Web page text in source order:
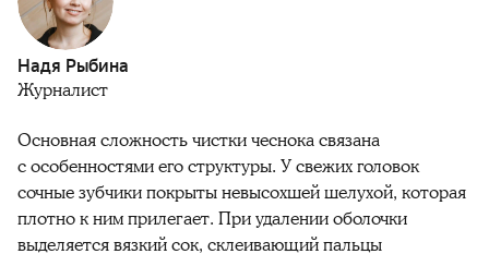
Надя Рыбина
Журналист
Основная сложность чисткичеснокасвязана
с особенностями его структуры. У свежих головок
сочные зубчики покрыты невысохшейшелухой, которая
плотно к ним прилегает. При удалении оболочки
выделяется вязкий сок, склеивающий пальцы